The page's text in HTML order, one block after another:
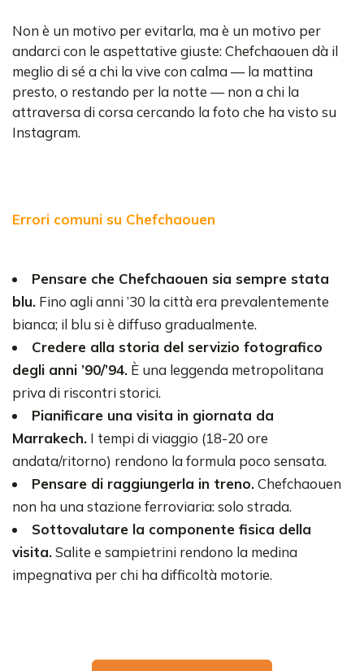
Non è un motivo per evitarla, ma è un motivo per
andarci con le aspettative giuste: Chefchaouen dà il
meglio di sé a chi la vive con calma — la mattina
presto, o restando per la notte — non a chi la
attraversa di corsa cercando la foto che ha visto su
Instagram.
Errori comuni su Chefchaouen
Pensare che Chefchaouen sia sempre stata
blu. Fino agli anni ’30 la città era prevalentemente
bianca; il blu si è diffuso gradualmente.
Credere alla storia del servizio fotografico
degli anni ’90/’94. È una leggenda metropolitana
priva di riscontri storici.
Pianificare una visita in giornata da
Marrakech. I tempi di viaggio (18-20 ore
andata/ritorno) rendono la formula poco sensata.
Pensare di raggiungerla in treno.Chefchaouen
non ha una stazione ferroviaria: solo strada.
Sottovalutare la componente fisica della
visita.Salite e sampietrini rendono la medina
impegnativa per chi ha difficoltà motorie.